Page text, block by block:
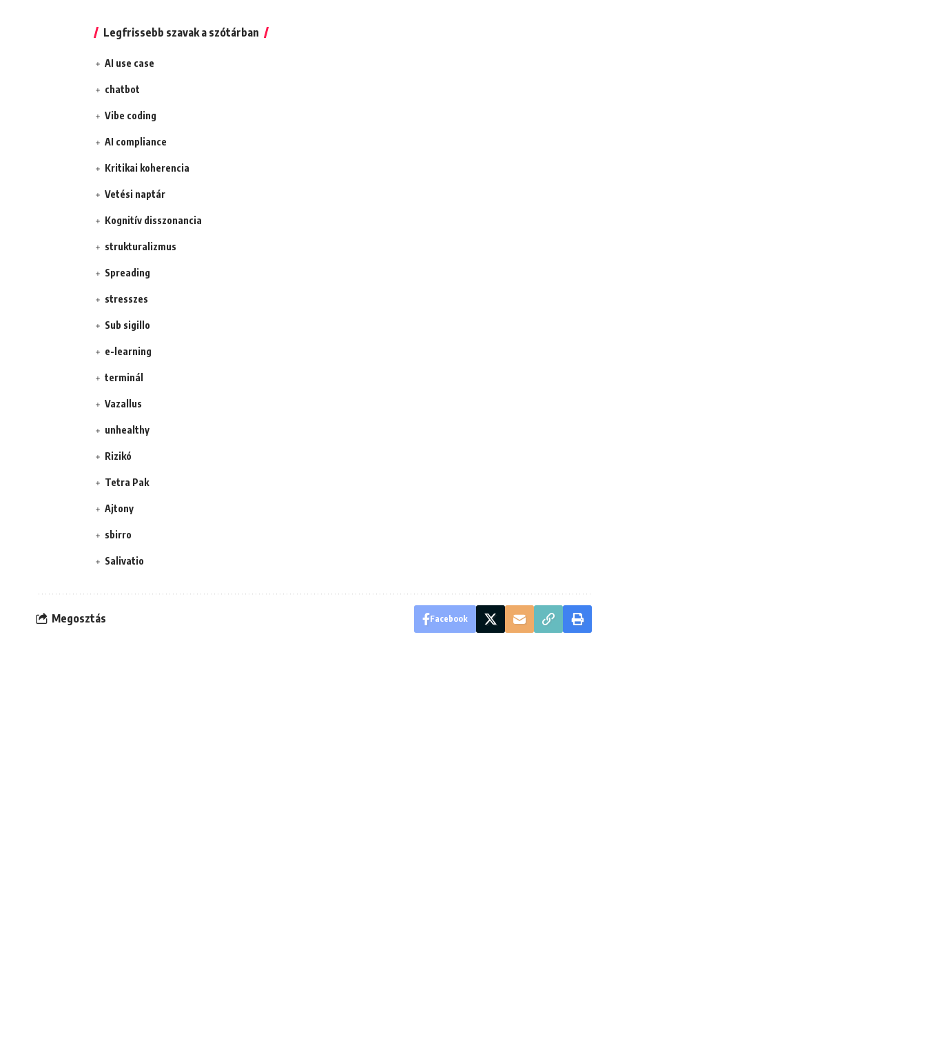
Legfrissebb szavak a szótárban
AI use case
chatbot
Vibe coding
AI compliance
Kritikai koherencia
Vetési naptár
Kognitív disszonancia
strukturalizmus
Spreading
stresszes
Sub sigillo
e-learning
terminál
Vazallus
unhealthy
Rizikó
Tetra Pak
Ajtony
sbirro
Salivatio
Megosztás Facebook